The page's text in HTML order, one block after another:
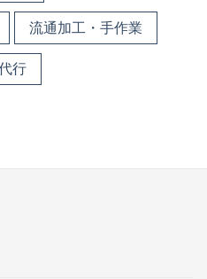
流通加工・手作業
行